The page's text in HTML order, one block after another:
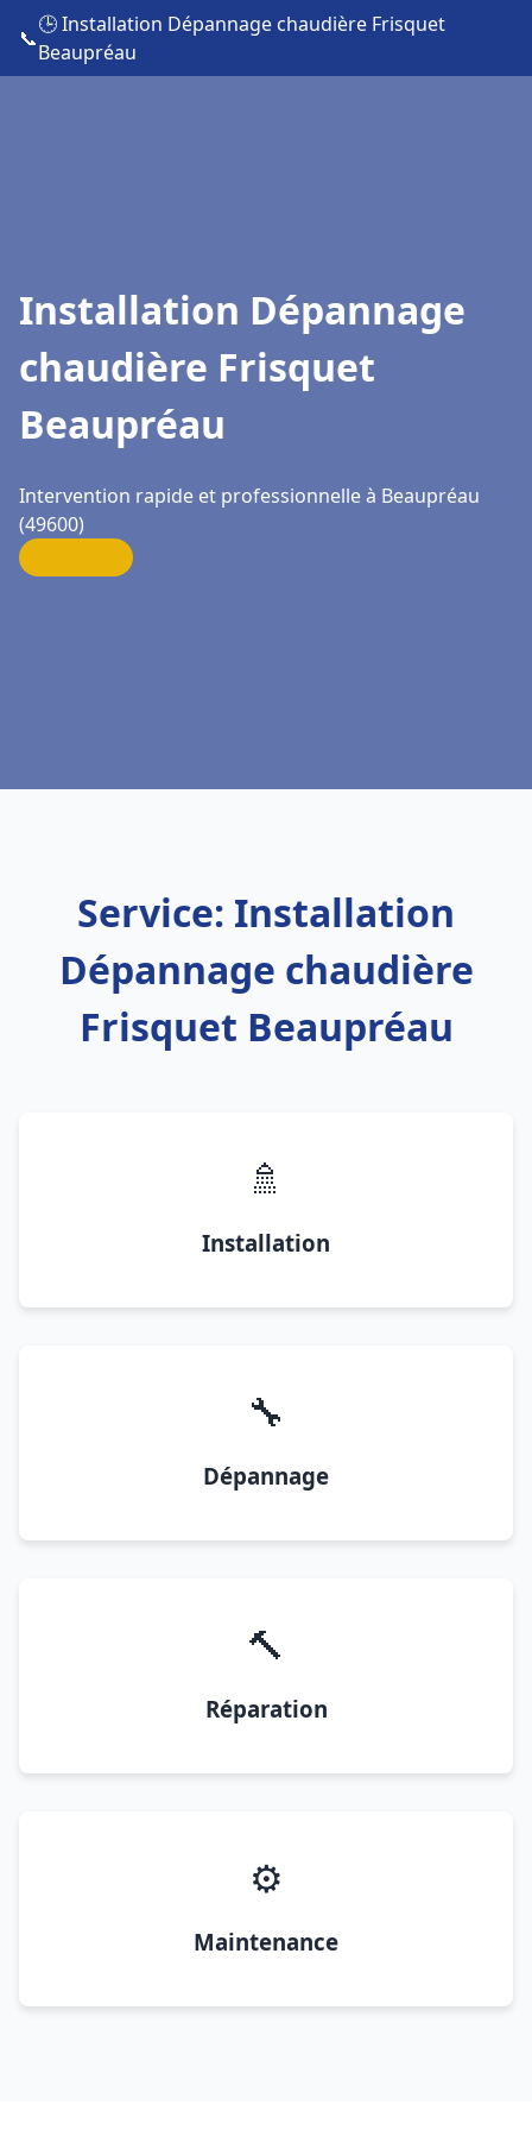
📞
🕒 Installation Dépannage chaudière Frisquet
Beaupréau
Installation Dépannage
chaudière Frisquet
Beaupréau
Intervention rapide et professionnelle à Beaupréau
(49600)
Service: Installation
Dépannage chaudière
Frisquet Beaupréau
🚿
Installation
🔧
Dépannage
🔨
Réparation
⚙️
Maintenance